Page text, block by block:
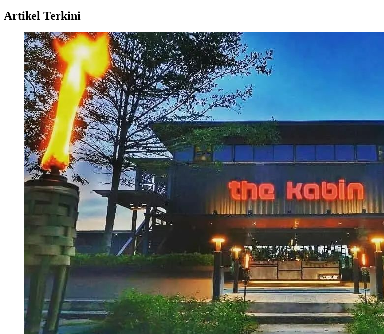
Artikel Terkini